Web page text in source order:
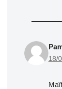
18/